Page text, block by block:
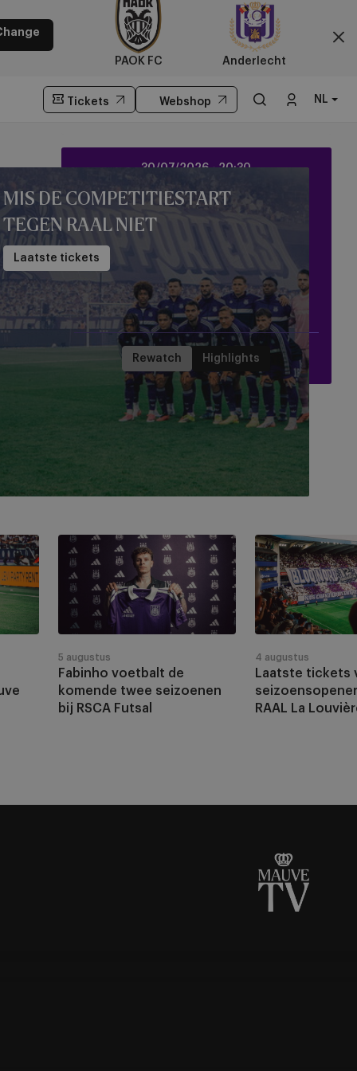
Tickets Webshop NL
Anderlecht
PAOK FC Anderlecht
Live on Mauve TV Wedstrijdcentrum
Hammarby
30/07/2026 -20:30
Anderlecht
3 1
Hammarby IF
Rewatch Highlights
MIS DE COMPETITIESTART
TEGEN RAAL NIET
Laatste tickets
Fabinho
voetbalt
de
komende
twee
bij
RSCA
Futsal
Fabinho voetbalt de
komende twee seizoenen
bij RSCA Futsal
5 augustus
Laatste
tickets
voor
de
seizoensopener
RAAL
La
Louvière
Laatste tickets
RAAL La
4 augustus